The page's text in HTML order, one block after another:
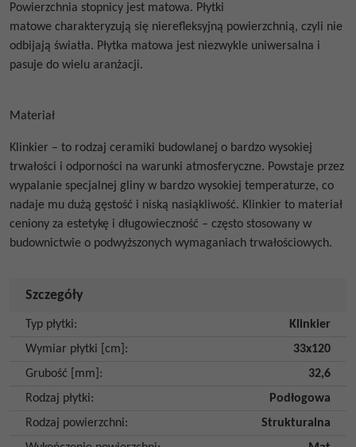
Powierzchnia stopnicy jest matowa. Płytki
matowe charakteryzują się nierefleksyjną powierzchnią, czyli nie
odbijają światła. Płytka matowa jest niezwykle uniwersalna i
pasuje do wielu aranżacji.
Materiał
Klinkier – to rodzaj ceramiki budowlanej o bardzo wysokiej
trwałości i odporności na warunki atmosferyczne. Powstaje przez
wypalanie specjalnej gliny w bardzo wysokiej temperaturze, co
nadaje mu dużą gęstość i niską nasiąkliwość. Klinkier to materiał
ceniony za estetykę i długowieczność – często stosowany w
budownictwie o podwyższonych wymaganiach trwałościowych.
Szczegóły
Typ płytki:
Klinkier
Wymiar płytki [cm] :
33x120
Grubość [mm] :
32,6
Rodzaj płytki:
Podłogowa
Rodzaj powierzchni:
Strukturalna